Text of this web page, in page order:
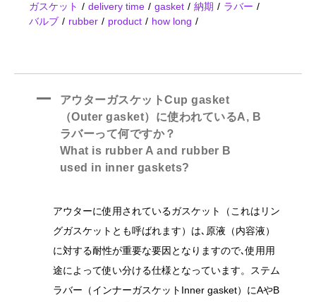
ガスケット
delivery time gasket 納期
ラバー
バルブ
rubber product how long
A
アウターガスケットCup gasket
（Outer gasket）に使われているA, B
ラバーって何ですか？
What is rubber A and rubber B
used in inner gaskets?
アウターに使用されているガスケット（これはリン
グガスケットとも呼ばれます）は､原液（内容液）
に対する耐性が重要な要因となりますので､使用用
途によって使い分ける仕様となっています。ステム
ラバー（インナーガスケットInner gasket）にAやB